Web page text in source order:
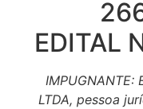
EDITAL
IMPUGNANTE:
LTDA, pessoa